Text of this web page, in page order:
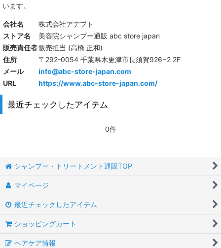
います。
会社名
株式会社アデプト
ストア名
美容院シャンプー通販 abc store japan
販売責任者販売担当 (高橋 正和)
住所
〒292-0054 千葉県木更津市長須賀926−2 2F
メール
info@abc-store-japan.com
URL
https://www.abc-store-japan.com/
最近チェックしたアイテム
0件
シャンプー・トリートメント通販TOP
マイページ
最近チェックしたアイテム
ショッピングカート
ヘアケア情報